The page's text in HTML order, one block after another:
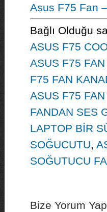
Asus F75 Fan
Bağlı Olduğu
ASUS F75
ASUS F75
F75 FAN
ASUS F75
FANDAN SES
LAPTOP BİR
SOĞUCUTU,
SOĞUTUCU
Bize Yorum